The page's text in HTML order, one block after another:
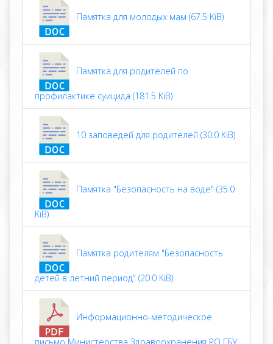
Памятка для молодых мам (67.5 KiB)
Памятка для родителей по
профилактике суицида (181.5 KiB)
10 заповедей для родителей (30.0 KiB)
Памятка "Безопасность на воде" (35.0
KiB)
Памятка родителям "Безопасность
детей в летний период" (20.0 KiB)
Информационно-методическое